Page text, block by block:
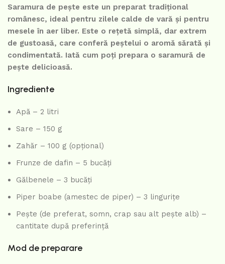
Saramura de pește este un preparat tradițional
românesc, ideal pentru zilele calde de vară și pentru
mesele în aer liber. Este o rețetă simplă, dar extrem
de gustoasă, care conferă peștelui o aromă sărată și
condimentată. Iată cum poți prepara o saramură de
pește delicioasă.
Ingrediente
Apă – 2 litri
Sare – 150 g
Zahăr – 100 g (opțional)
Frunze de dafin – 5 bucăți
Gălbenele – 3 bucăți
Piper boabe (amestec de piper) – 3 lingurițe
Pește (de preferat, somn, crap sau alt pește alb) –
cantitate după preferință
Mod de preparare